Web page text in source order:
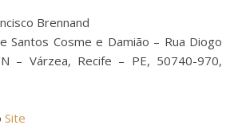
Brennand
Santos Cosme e Damião – Rua Diogo
– Várzea, Recife – PE, 50740-970,
Site